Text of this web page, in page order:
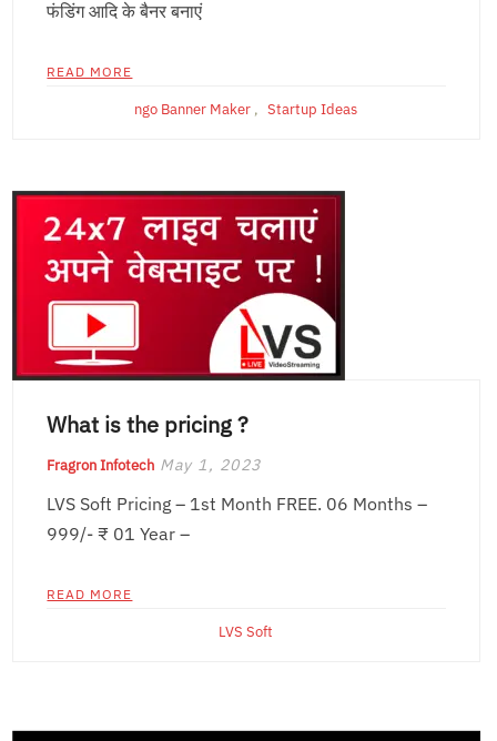
फंडिंग आदि के बैनर बनाएं
READ MORE
ngo Banner Maker , Startup Ideas
What is the pricing ?
Fragron Infotech May 1, 2023
LVS Soft Pricing – 1st Month FREE. 06 Months –
999/- ₹ 01 Year –
READ MORE
LVS Soft